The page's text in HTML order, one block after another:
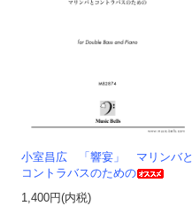
小室昌広 「響宴」 マリンバと
コントラバスのための
1,400円(内税)